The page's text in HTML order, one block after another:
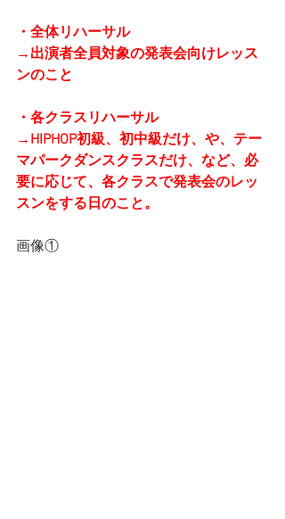
・全体リハーサル
→出演者全員対象の発表会向けレッス
ンのこと
・各クラスリハーサル
→HIPHOP初級、初中級だけ、や、テー
マパークダンスクラスだけ、など、必
要に応じて、各クラスで発表会のレッ
スンをする日のこと。
画像①